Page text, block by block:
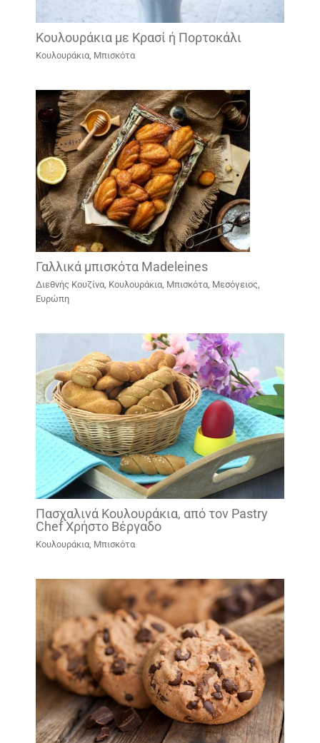
Κουλουράκια με Κρασί ή Πορτοκάλι
Κουλουράκια, Μπισκότα
Γαλλικά μπισκότα Madeleines
Διεθνής Κουζίνα, Κουλουράκια, Μπισκότα, Μεσόγειος,
Ευρώπη
Πασχαλινά Κουλουράκια, από τον Pastry
Chef Χρήστο Βέργαδο
Κουλουράκια, Μπισκότα